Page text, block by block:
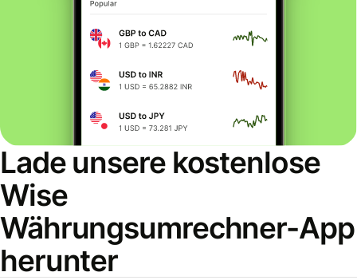
Lade unsere kostenlose
Wise
Währungsumrechner-App
herunter